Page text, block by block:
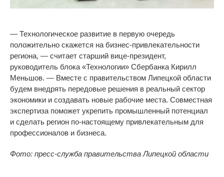
— Технологическое развитие в первую очередь
положительно скажется на бизнес-привлекательности
региона, — считает старший вице-президент,
руководитель блока «Технологии» Сбербанка Кирилл
Меньшов. — Вместе с правительством Липецкой области
будем внедрять передовые решения в реальный сектор
экономики и создавать новые рабочие места. Совместная
экспертиза поможет укрепить промышленный потенциал
и сделать регион по-настоящему привлекательным для
профессионалов и бизнеса.
Фото: пресс-служба правительства Липецкой области